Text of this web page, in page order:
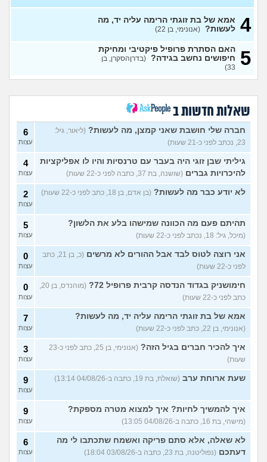
ותקין?
(לירון, בן 31)
איך להתגבר על רצון לקשר
לפני הזמן?
(אנונימית, בת 21)
12
כשאתם רואים מישהי ברשתות
החברתיות שהכול אצלה סביב
(לחם ושעשועים, בן 36)
עצות
כשרבתי עם בת הזוג שלי,
דחפתי אותה מתוך כעס. איך
להתמודד?
(אלכס, שם בדוי, בן
40)
עצות
איך להסביר לה שאני רוצה
להיפרד?
20
עצות
בעיות ביני לבית הזוג, מה
לעשות? (אנונימי, בן 24)
6
עצות
לא משלמת בדייטים
(אלי, בן
29)
9
עצות
יוצאת איתו היום לדייט ראשון
(אנונימית, בת 18)
3
עצות
להתחיל עם בנות בים/ הליכה
בטיילת או מועדון?
(רואי, בן
8
עצות
לוקח אותי לדייטים גרועים
האם להמשיך?
(נטע, בת 21)
17
עצות
עוד שאלות חדשות במדור
4 אמא של בת זוגתי הרימה עליה יד, מה
לעשות? (אנונימי, בן 22)
5 האם הסתרת פרופיל פיקטיבי ומחיקת
חיפושים נחשב בגידה? (בדרןהסקרן, בן
33)
שאלות חדשות ב
חברה שלי חושבת שאני קמצן, מה לעשות? (ליאור, גיל:
23, נכתב לפני כ-21 שעות)
6
עצות
גיליתי שבן זוגי היה בעבר עם טרנסיות והיו לו אפליקציות
להיכרויות גברים (שושנה, בת 37, כתבה לפני כ-22 שעות)
4
עצות
לא יודע כבר מה לעשות? (בן אדם, בן 18, כתב לפני כ-22 שעות) 2
עצות
תהיתם פעם מה הכוונה שמישהו בלע את הלשון?
(מיכל, גיל: 18, נכתב לפני כ-22 שעות)
5
עצות
אני רוצה לטוס לבד אבל ההורים לא מרשים
(כ, בן 21, כתב
לפני כ-22 שעות)
0
עצות
חימושניק בגדוד הנדסה קרבית פרופיל 72?
כתב לפני כ-22 שעות)
0
עצות
אמא של בת זוגתי הרימה עליה יד, מה לעשות?
(אנונימי, בן 22, כתב לפני כ-22 שעות)
7
עצות
איך להכיר חברים בגיל הזה?
(אנונימי, בן 25, כתב לפני כ-23
שעות)
3
עצות
שעת ארוחת ערב (שואלת, בת 19, כתבה ב-04/08/26 13:14) 9
עצות
איך להמשיך לחיות? איך למצוא מטרה מספקת?
(מישהי, בת 16, כתבה ב-04/08/26 13:05)
9
עצות
לא שאלה, אלא סתם פריקה ואשמח שתכתבו לי מה
דעתכם (נפוליטנה, בת 23, כתבה ב-03/08/26 18:04)
6
עצות